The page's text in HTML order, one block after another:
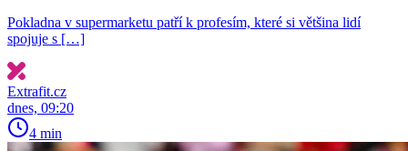
Pokladna v supermarketu patří k profesím, které si většina lidí
spojuje s […]
Extrafit.cz
dnes, 09:20
4 min